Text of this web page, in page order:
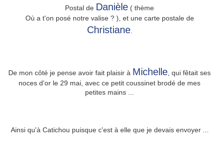
Postal de Danièle ( thème
Où a t'on posé notre valise ? ), et une carte postale de
Christiane.
De mon côté je pense avoir fait plaisir à Michelle , qui fêtait ses
noces d'or le 29 mai, avec ce petit coussinet brodé de mes
petites mains ...
Ainsi qu'à Catichou puisque c'est à elle que je devais envoyer ...